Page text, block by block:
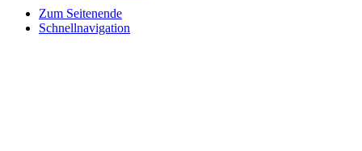
Zum Seitenende
Schnellnavigation